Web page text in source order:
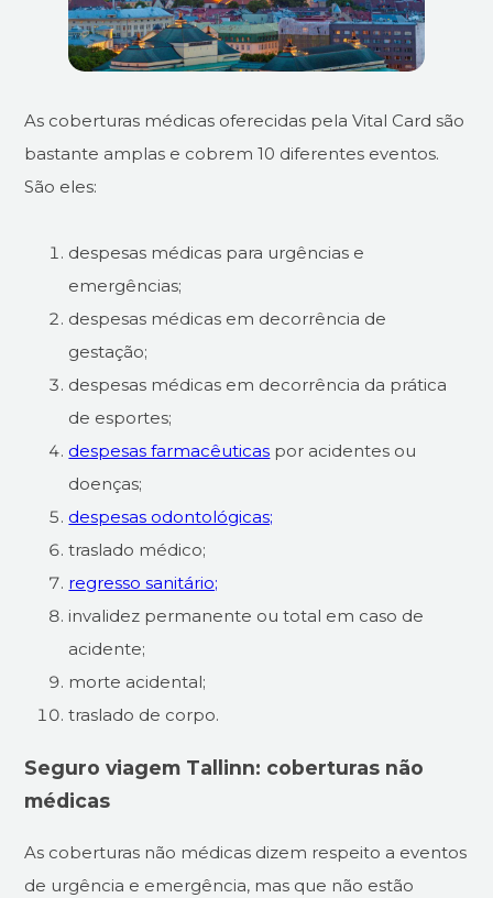
As coberturas médicas oferecidas pela Vital Card são
bastante amplas e cobrem 10 diferentes eventos.
São eles:
despesas médicas para urgências e
emergências;
despesas médicas em decorrência de
gestação;
despesas médicas em decorrência da prática
de esportes;
despesas farmacêuticas por acidentes ou
doenças;
despesas odontológicas;
traslado médico;
regresso sanitário;
invalidez permanente ou total em caso de
acidente;
morte acidental;
traslado de corpo.
Seguro viagem Tallinn: coberturas não
médicas
As coberturas não médicas dizem respeito a eventos
de urgência e emergência, mas que não estão